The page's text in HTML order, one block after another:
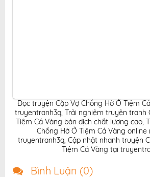
Đọc truyện Cặp Vợ Chồng Hờ Ở Tiệm
truyentranh3q, Trải nghiệm truyện tranh
Tiệm Cá Vàng bản dịch chất lượng cao,
Chồng Hờ Ở Tiệm Cá Vàng
truyentranh3q, Cập nhật nhanh truyện
Tiệm Cá Vàng tại
Bình Luận (0)